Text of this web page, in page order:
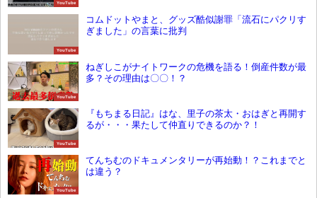
YouTube
YouTube
コムドットやまと、グッズ酷似謝罪「流石にパクリす
ぎました」の言葉に批判
YouTube
ねぎしこがナイトワークの危機を語る！倒産件数が最
多？その理由は〇〇！？
YouTube
『もちまる日記』はな、里子の茶太・おはぎと再開す
るが・・・果たして仲直りできるのか？！
YouTube
てんちむのドキュメンタリーが再始動！？これまでと
は違う？